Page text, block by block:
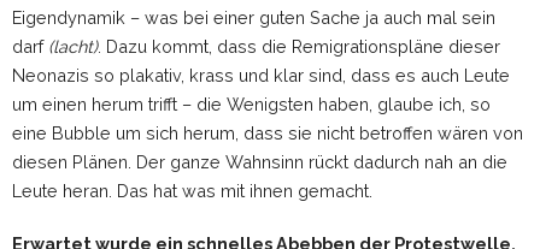
Eigendynamik – was bei einer guten Sache ja auch mal sein
darf (lacht). Dazu kommt, dass die Remigrationspläne dieser
Neonazis so plakativ, krass und klar sind, dass es auch Leute
um einen herum trifft – die Wenigsten haben, glaube ich, so
eine Bubble um sich herum, dass sie nicht betroffen wären von
diesen Plänen. Der ganze Wahnsinn rückt dadurch nah an die
Leute heran. Das hat was mit ihnen gemacht.
Erwartet wurde ein schnelles Abebben der Protestwelle,